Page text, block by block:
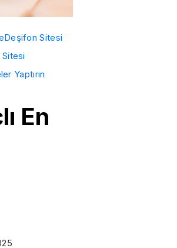
Deşifon Sitesi
Yaptırın
En